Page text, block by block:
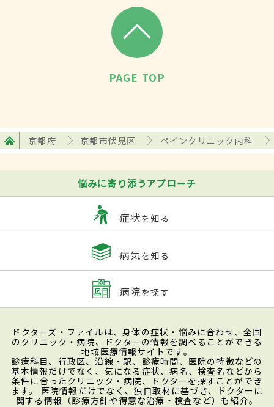
PAGE TOP
京都府 京都市伏見区 ペインクリニック内科
悩みに寄り添うアプローチ
症状を知る
病気を知る
病院を探す
ドクターズ・ファイルは、身体の症状・悩みに合わせ、全国
のクリニック・病院、ドクターの情報を調べることができる
地域医療情報サイトです。
診療科目、行政区、沿線・駅、診療時間、医院の特徴などの
基本情報だけでなく、気になる症状、病名、検査名などから
条件に合ったクリニック・病院、ドクターを探すことができ
ます。 医院情報だけでなく、独自取材に基づき、ドクターに
関する情報（診療方針や得意な治療・検査など）も紹介。